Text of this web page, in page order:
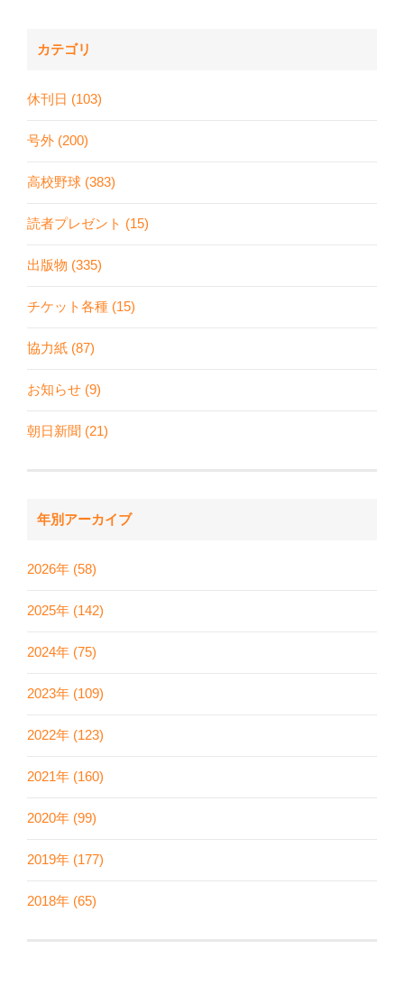
カテゴリ
休刊日 (103)
号外 (200)
高校野球 (383)
読者プレゼント (15)
出版物 (335)
チケット各種 (15)
協力紙 (87)
お知らせ (9)
朝日新聞 (21)
年別アーカイブ
2026年 (58)
2025年 (142)
2024年 (75)
2023年 (109)
2022年 (123)
2021年 (160)
2020年 (99)
2019年 (177)
2018年 (65)